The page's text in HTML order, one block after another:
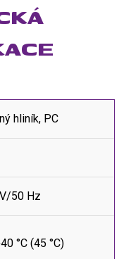
hliník, PC
50 Hz
°C (45 °C)